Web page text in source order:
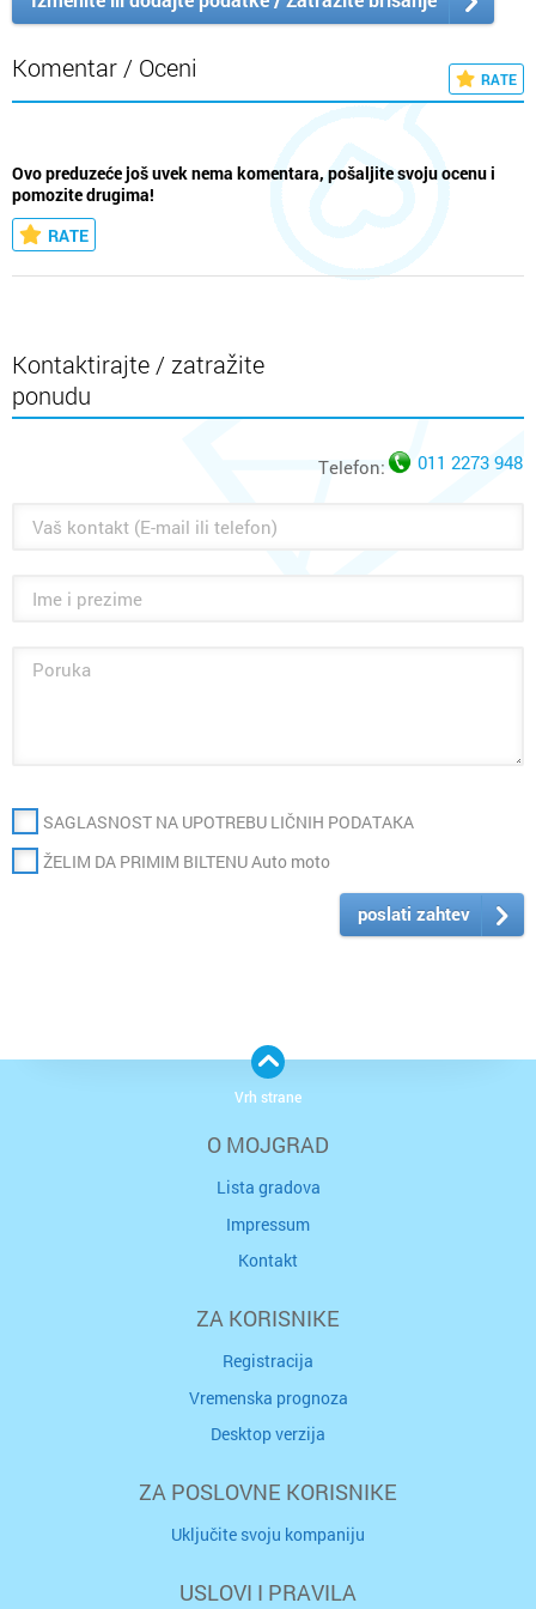
Komentar / Oceni RATE
Ovo preduzeće još uvek nema komentara, pošaljite svoju ocenu i
pomozite drugima!
RATE
Kontaktirajte / zatražite
ponudu
Telefon: 011 2273 948
SAGLASNOST NA UPOTREBU LIČNIH PODATAKA
ŽELIM DA PRIMIM BILTENU Auto moto
poslati zahtev
O MOJGRAD
Lista gradova
Impressum
Kontakt
ZA KORISNIKE
Registracija
Vremenska prognoza
Desktop verzija
ZA POSLOVNE KORISNIKE
Uključite svoju kompaniju
USLOVI I PRAVILA
Vrh strane